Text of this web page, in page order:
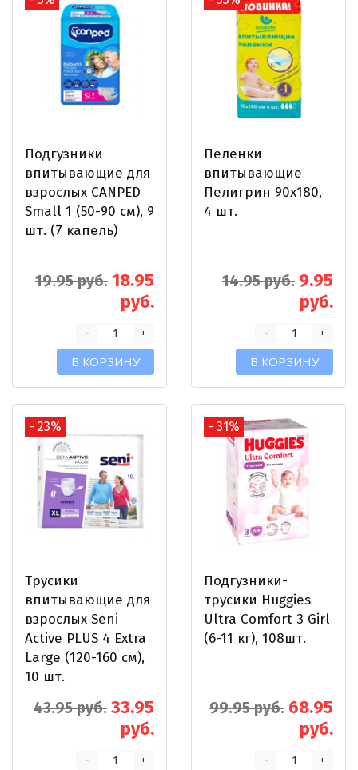
Подгузники
впитывающие для
взрослых CANPED
Small 1 (50-90 см), 9
шт. (7 капель)
19.95 руб. 18.95
руб.
+
-
В КОРЗИНУ
Пеленки
впитывающие
Пелигрин 90x180,
4 шт.
14.95 руб. 9.95
руб.
+
-
В КОРЗИНУ
- 23%
Трусики
впитывающие для
взрослых Seni
Active PLUS 4 Extra
Large (120-160 см),
10 шт.
43.95 руб. 33.95
руб.
+
-
- 31%
Подгузники-
трусики Huggies
Ultra Comfort 3 Girl
(6-11 кг), 108шт.
99.95 руб. 68.95
руб.
+
-